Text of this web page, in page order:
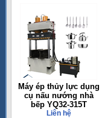
Máy ép thủy lực dụng
cụ nấu nướng nhà
bếp YQ32-315T
Liên hệ